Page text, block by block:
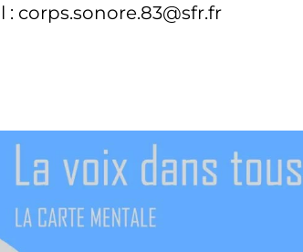
: corps.sonore.83@sfr.fr